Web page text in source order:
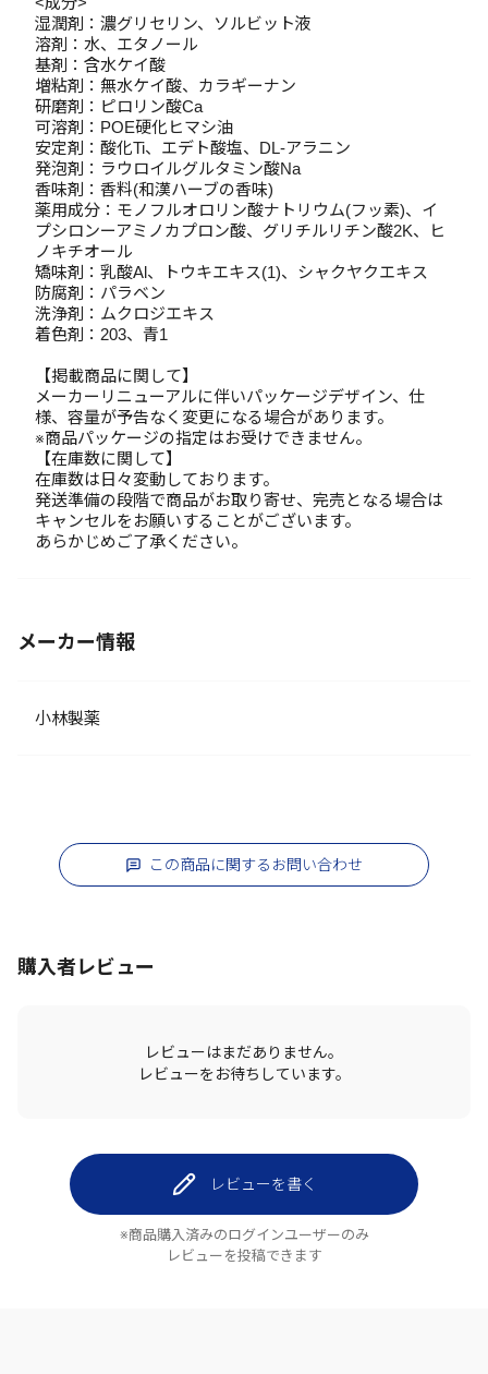
湿潤剤：濃グリセリン、ソルビット液
溶剤：水、エタノール
基剤：含水ケイ酸
増粘剤：無水ケイ酸、カラギーナン
研磨剤：ピロリン酸Ca
可溶剤：POE硬化ヒマシ油
安定剤：酸化Ti、エデト酸塩、DL-アラニン
発泡剤：ラウロイルグルタミン酸Na
香味剤：香料(和漢ハーブの香味)
薬用成分：モノフルオロリン酸ナトリウム(フッ素)、イ
プシロンーアミノカプロン酸、グリチルリチン酸2K、ヒ
ノキチオール
矯味剤：乳酸Al、トウキエキス(1)、シャクヤクエキス
防腐剤：パラベン
洗浄剤：ムクロジエキス
着色剤：203、青1
【掲載商品に関して】
メーカーリニューアルに伴いパッケージデザイン、仕
様、容量が予告なく変更になる場合があります。
※商品パッケージの指定はお受けできません。
【在庫数に関して】
在庫数は日々変動しております。
発送準備の段階で商品がお取り寄せ、完売となる場合は
キャンセルをお願いすることがございます。
あらかじめご了承ください。
メーカー情報
小林製薬
この商品に関するお問い合わせ
購入者レビュー
レビューはまだありません。
レビューをお待ちしています。
レビューを書く
※商品購入済みのログインユーザーのみ
レビューを投稿できます